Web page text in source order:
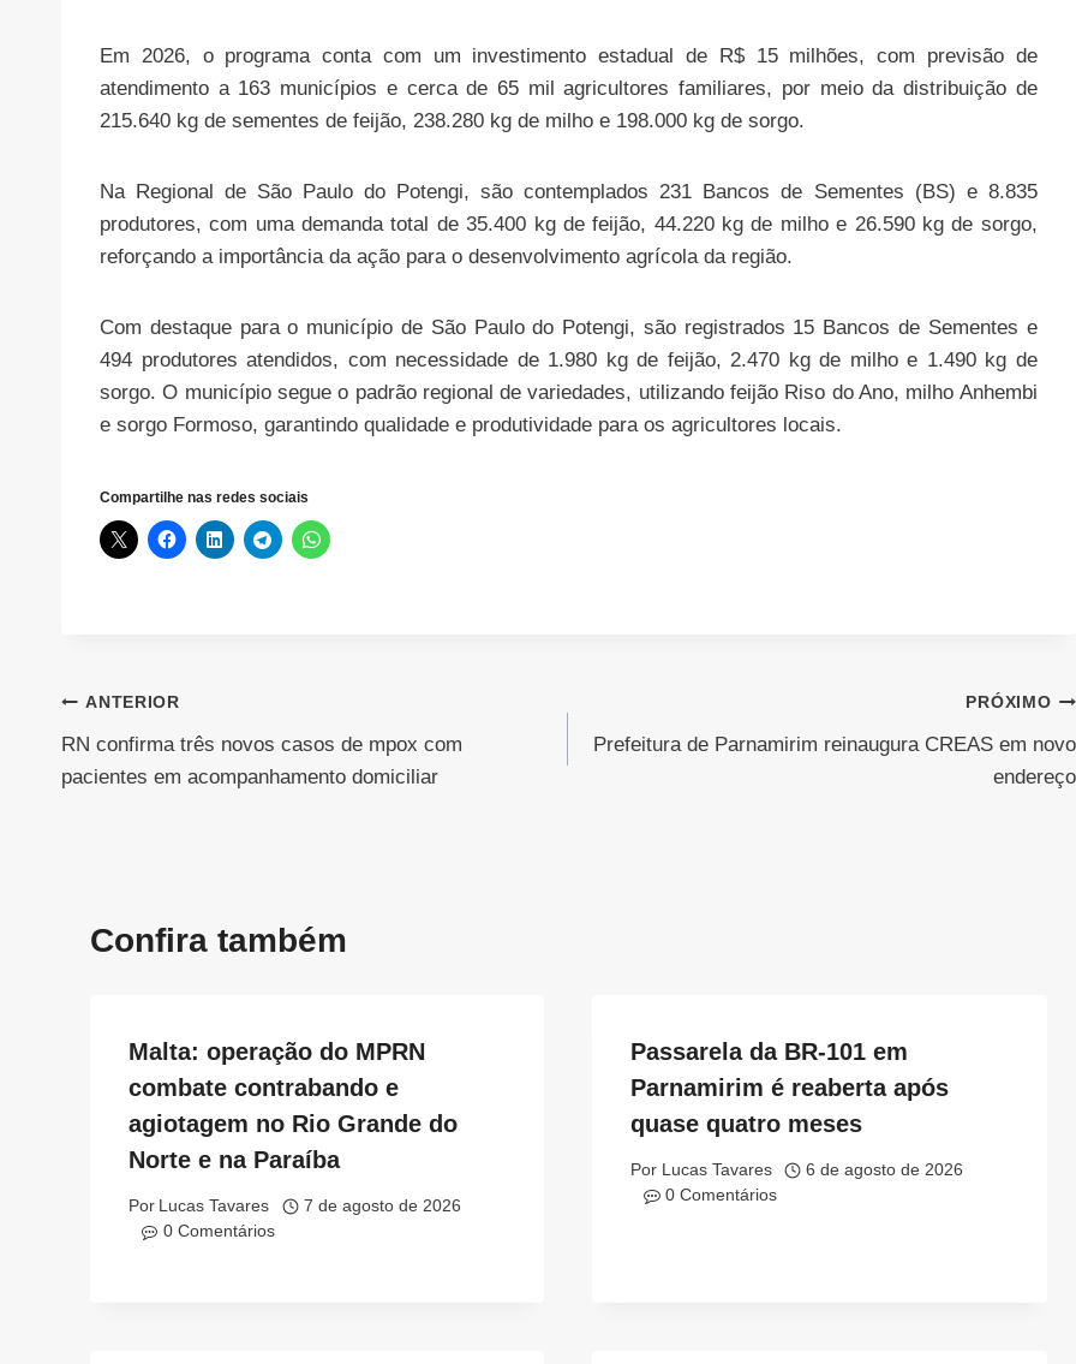
Em 2026, o programa conta com um investimento estadual de R$ 15 milhões, com previsão de
atendimento a 163 municípios e cerca de 65 mil agricultores familiares, por meio da distribuição de
215.640 kg de sementes de feijão, 238.280 kg de milho e 198.000 kg de sorgo.
Na Regional de São Paulo do Potengi, são contemplados 231 Bancos de Sementes (BS) e 8.835
produtores, com uma demanda total de 35.400 kg de feijão, 44.220 kg de milho e 26.590 kg de sorgo,
reforçando a importância da ação para o desenvolvimento agrícola da região.
Com destaque para o município de São Paulo do Potengi, são registrados 15 Bancos de Sementes e
494 produtores atendidos, com necessidade de 1.980 kg de feijão, 2.470 kg de milho e 1.490 kg de
sorgo. O município segue o padrão regional de variedades, utilizando feijão Riso do Ano, milho Anhembi
e sorgo Formoso, garantindo qualidade e produtividade para os agricultores locais.
Compartilhe nas redes sociais
Navegação
de
ANTERIOR
RN confirma três novos casos de mpox com
pacientes em acompanhamento domiciliar
PRÓXIMO
Prefeitura de Parnamirim reinaugura CREAS em novo
endereço
Confira também
Malta: operação do MPRN
combate contrabando e
agiotagem no Rio Grande do
Norte e na Paraíba
Por Lucas Tavares
7 de agosto de 2026
0 Comentários
Passarela da BR-101 em
Parnamirim é reaberta após
quase quatro meses
Por Lucas Tavares
6 de agosto de 2026
0 Comentários